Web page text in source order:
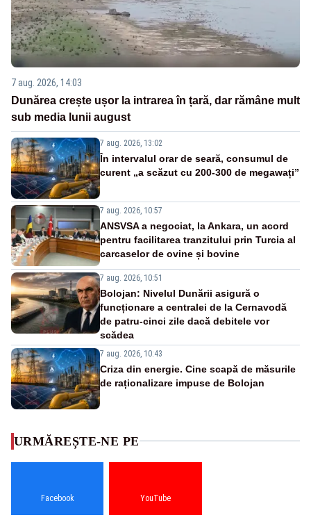
7 aug. 2026, 14:03
Dunărea crește ușor la intrarea în țară, dar rămâne mult
sub media lunii august
7 aug. 2026, 13:02
În intervalul orar de seară, consumul de
curent „a scăzut cu 200-300 de megawați”
7 aug. 2026, 10:57
ANSVSA a negociat, la Ankara, un acord
pentru facilitarea tranzitului prin Turcia al
carcaselor de ovine și bovine
7 aug. 2026, 10:51
Bolojan: Nivelul Dunării asigură o
funcționare a centralei de la Cernavodă
de patru-cinci zile dacă debitele vor
scădea
7 aug. 2026, 10:43
Criza din energie. Cine scapă de măsurile
de raționalizare impuse de Bolojan
URMĂREȘTE-NE PE
Facebook YouTube